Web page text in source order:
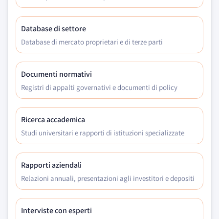
Database di settore
Database di mercato proprietari e di terze parti
Documenti normativi
Registri di appalti governativi e documenti di policy
Ricerca accademica
Studi universitari e rapporti di istituzioni specializzate
Rapporti aziendali
Relazioni annuali, presentazioni agli investitori e depositi
Interviste con esperti